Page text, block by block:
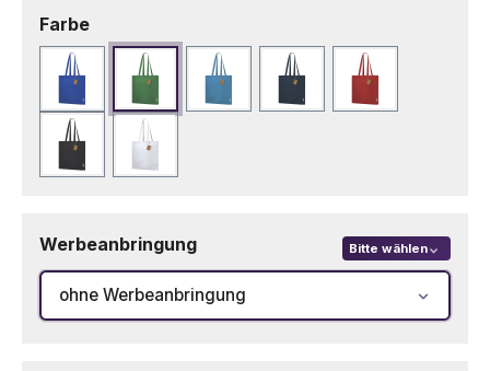
Farbeauswählen
Blau Grün Hellblau MarineblauRot
Schwarz Weiß
Werbeanbringung Bitte wählen
ohne Werbeanbringung